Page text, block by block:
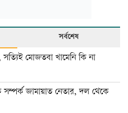
সর্বশেষ
মোজতবা খামেনি কি না
সম্পর্ক জামায়াত নেতার, দল থেকে